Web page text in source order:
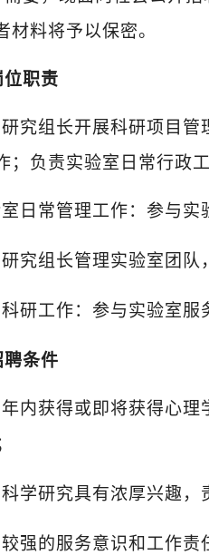
材料将予以保密。
位职责
研究组长开展科研项目管
；负责实验室日常行政
日常管理工作：参与
研究组长管理实验室团队
研工作：参与实验室
聘条件
内获得或即将获得心理
学研究具有浓厚兴趣
强的服务意识和工作